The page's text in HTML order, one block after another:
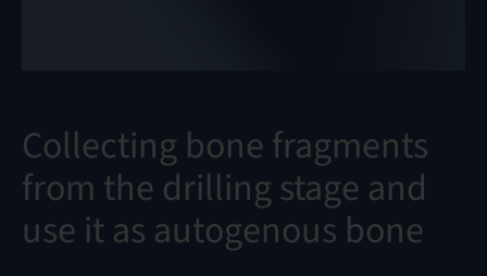
Collecting bone fragments
from the drilling stage and
use it as autogenous bone